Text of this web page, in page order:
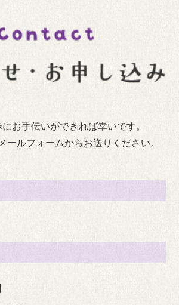
お手伝いができれば幸いです。
ールフォームからお送りください。